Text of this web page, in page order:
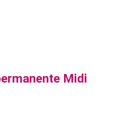
Midi